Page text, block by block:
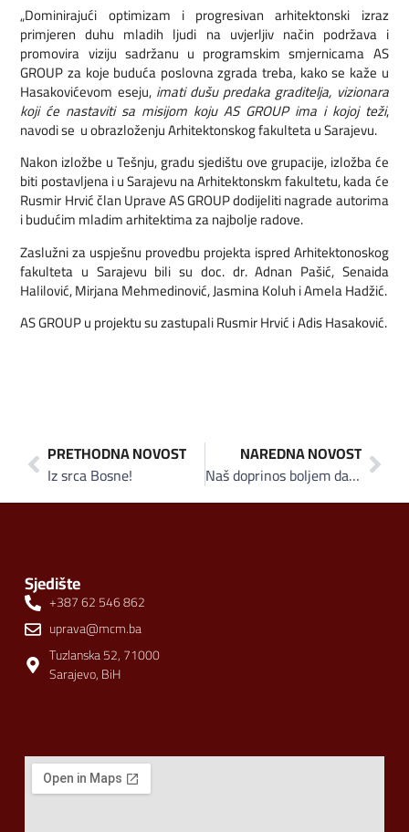
„Dominirajući optimizam i progresivan arhitektonski izraz
primjeren duhu mladih ljudi na uvjerljiv način podržava i
promovira viziju sadržanu u programskim smjernicama AS
GROUP za koje buduća poslovna zgrada treba, kako se kaže u
Hasakovićevom eseju, imati dušu predaka graditelja, vizionara
koji će nastaviti sa misijom koju AS GROUP ima i kojoj teži,
navodi se u obrazloženju Arhitektonskog fakulteta u Sarajevu.
Nakon izložbe u Tešnju, gradu sjedištu ove grupacije, izložba će
biti postavljena i u Sarajevu na Arhitektonskm fakultetu, kada će
Rusmir Hrvić član Uprave AS GROUP dodijeliti nagrade autorima
i budućim mladim arhitektima za najbolje radove.
Zaslužni za uspješnu provedbu projekta ispred Arhitektonoskog
fakulteta u Sarajevu bili su doc. dr. Adnan Pašić, Senaida
Halilović, Mirjana Mehmedinović, Jasmina Koluh i Amela Hadžić.
AS GROUP u projektu su zastupali Rusmir Hrvić i Adis Hasaković.
PRETHODNA NOVOST
Iz srca Bosne!
NAREDNA NOVOST
Naš doprinos boljem danas!
Sjedište
+387 62 546 862
uprava@mcm.ba
Tuzlanska 52, 71000
Sarajevo, BiH